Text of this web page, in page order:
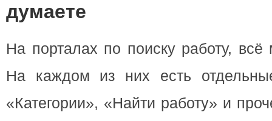
думаете
На порталах по поиску работу, всё
На каждом из них есть
«Категории», «Найти работу» и